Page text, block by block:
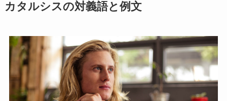
カタルシスの対義語と例文